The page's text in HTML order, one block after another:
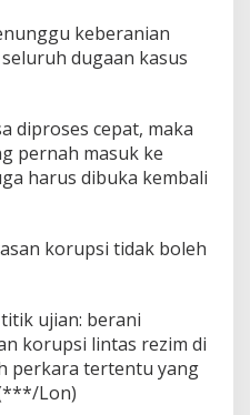
keberanian
dugaan kasus
diproses cepat, maka
pernah masuk ke
harus dibuka kembali
korupsi tidak boleh
ujian: berani
korupsi lintas rezim di
perkara tertentu yang
Lon)